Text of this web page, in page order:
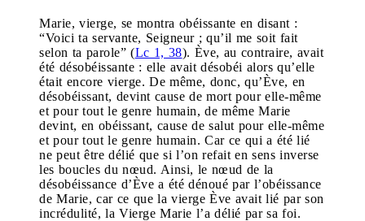
Marie, vierge, se montra obéissante en disant :
“Voici ta servante, Seigneur ; qu’il me soit fait
selon ta parole” (Lc 1, 38). Ève, au contraire, avait
été désobéissante : elle avait désobéi alors qu’elle
était encore vierge. De même, donc, qu’Ève, en
désobéissant, devint cause de mort pour elle-même
et pour tout le genre humain, de même Marie
devint, en obéissant, cause de salut pour elle-même
et pour tout le genre humain. Car ce qui a été lié
ne peut être délié que si l’on refait en sens inverse
les boucles du nœud. Ainsi, le nœud de la
désobéissance d’Ève a été dénoué par l’obéissance
de Marie, car ce que la vierge Ève avait lié par son
incrédulité, la Vierge Marie l’a délié par sa foi.